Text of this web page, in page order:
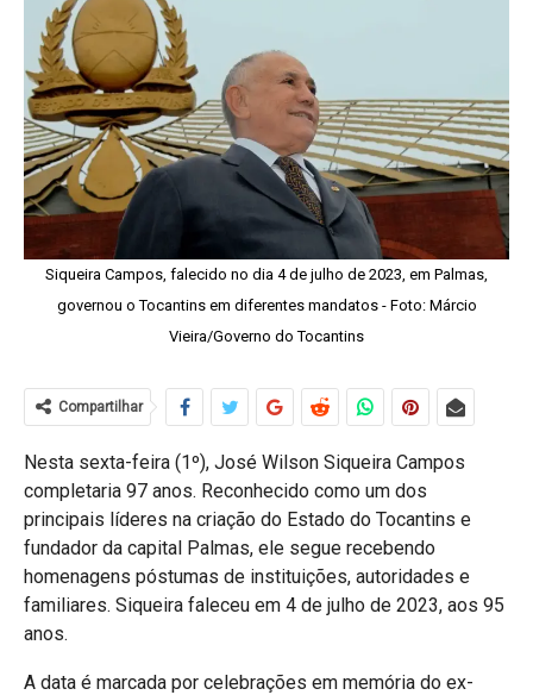
Siqueira Campos, falecido no dia 4 de julho de 2023, em Palmas,
governou o Tocantins em diferentes mandatos - Foto: Márcio
Vieira/Governo do Tocantins
Compartilhar
Nesta sexta-feira (1º), José Wilson Siqueira Campos
completaria 97 anos. Reconhecido como um dos
principais líderes na criação do Estado do Tocantins e
fundador da capital Palmas, ele segue recebendo
homenagens póstumas de instituições, autoridades e
familiares. Siqueira faleceu em 4 de julho de 2023, aos 95
anos.
A data é marcada por celebrações em memória do ex-